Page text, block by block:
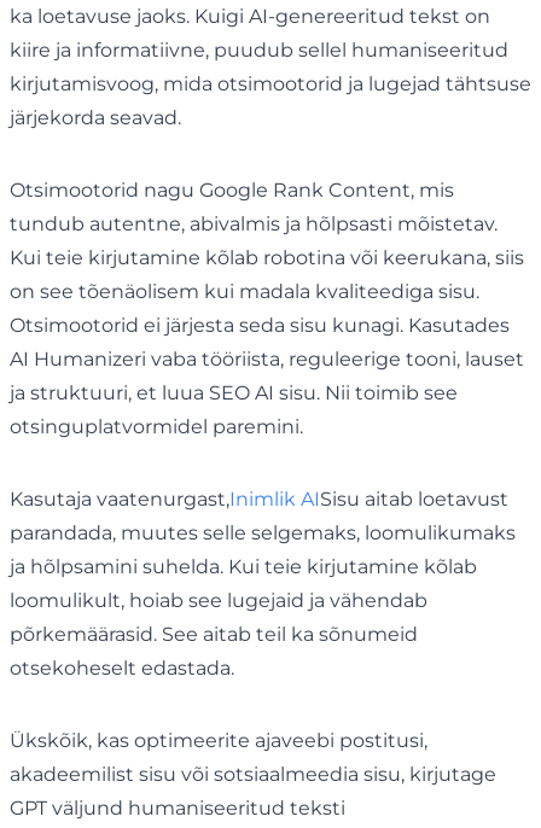
ka loetavuse jaoks. Kuigi AI-genereeritud tekst on
kiire ja informatiivne, puudub sellel humaniseeritud
kirjutamisvoog, mida otsimootorid ja lugejad tähtsuse
järjekorda seavad.
Otsimootorid nagu Google Rank Content, mis
tundub autentne, abivalmis ja hõlpsasti mõistetav.
Kui teie kirjutamine kõlab robotina või keerukana, siis
on see tõenäolisem kui madala kvaliteediga sisu.
Otsimootorid ei järjesta seda sisu kunagi. Kasutades
AI Humanizeri vaba tööriista, reguleerige tooni, lauset
ja struktuuri, et luua SEO AI sisu. Nii toimib see
otsinguplatvormidel paremini.
Kasutaja vaatenurgast,Inimlik AISisu aitab loetavust
parandada, muutes selle selgemaks, loomulikumaks
ja hõlpsamini suhelda. Kui teie kirjutamine kõlab
loomulikult, hoiab see lugejaid ja vähendab
põrkemäärasid. See aitab teil ka sõnumeid
otsekoheselt edastada.
Ükskõik, kas optimeerite ajaveebi postitusi,
akadeemilist sisu või sotsiaalmeedia sisu, kirjutage
GPT väljund humaniseeritud teksti